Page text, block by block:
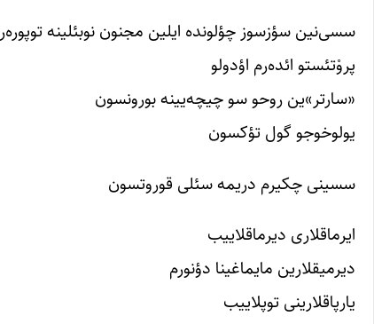
سسی‌نین سؤزسوز چؤلونده ایلین مجنون نوبئلینه
پروْتئستو ائده‌رم اؤدولو
«سارتر»ین روحو سو چیچه‌یینه بورونسون
یولوخوجو گول تؤکسون
سسینی چکیرم دریمه سئلی قوروتسون
ایرماقلاری دیرماقلاییب
دیرمیقلارین مایماغینا دؤنورم
یارپاقلارینی توپلاییب